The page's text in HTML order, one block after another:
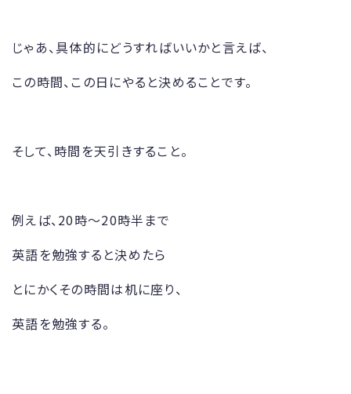
じゃあ、具体的にどうすればいいかと言えば、
この時間、この日にやると決めることです。
そして、時間を天引きすること。
例えば、20時～20時半まで
英語を勉強すると決めたら
とにかくその時間は机に座り、
英語を勉強する。